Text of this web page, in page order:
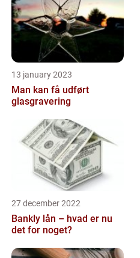
13 january 2023
Man kan få udført
glasgravering
27 december 2022
Bankly lån – hvad er nu
det for noget?